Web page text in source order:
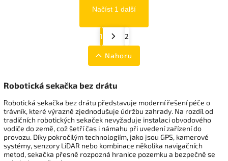
Načíst 1 další
1 2
Nahoru
Robotická sekačka bez drátu
Robotická sekačka bez drátu představuje moderní řešení péče o
trávník, které výrazně zjednodušuje údržbu zahrady. Na rozdíl od
tradičních robotických sekaček nevyžaduje instalaci obvodového
vodiče do země, což šetří čas i námahu při uvedení zařízení do
provozu. Díky pokročilým technologiím, jako jsou GPS, kamerové
systémy, senzory LiDAR nebo kombinace několika navigačních
metod, sekačka přesně rozpozná hranice pozemku a bezpečně se